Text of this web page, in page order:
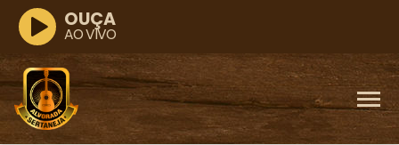
OUÇA
AO VIVO